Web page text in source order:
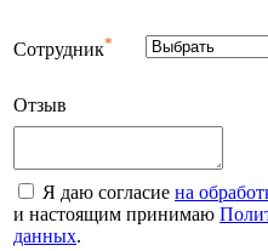
Сотрудник*
Отзыв
Я даю согласие на
и настоящим принимаю
данных.